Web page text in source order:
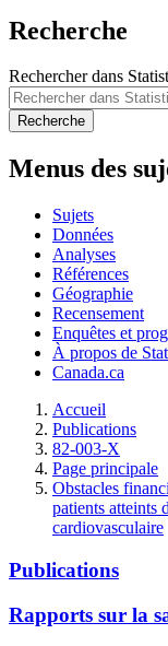
Recherche
Rechercher dans
Recherche
Menus des
Sujets
Données
Analyses
Références
Géographie
Recensement
Enquêtes et
À propos de
Canada.ca
Accueil
Publications
82-003-X
Page principale
Obstacles
patients atteints
cardiovasculaire
Publications
Rapports sur la